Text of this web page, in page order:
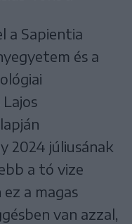
a Sapientia
és a
2024 júliusának
a tó vize
ez a magas
van azzal,